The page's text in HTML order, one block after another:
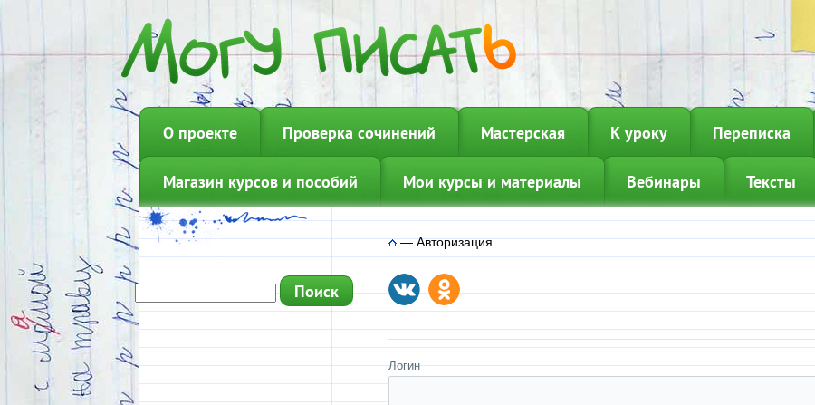
О проекте Проверка сочинений Мастерская К уроку Переписка
Магазин курсов и пособий Мои курсы и материалы Вебинары Тексты
—Авторизация
Логин